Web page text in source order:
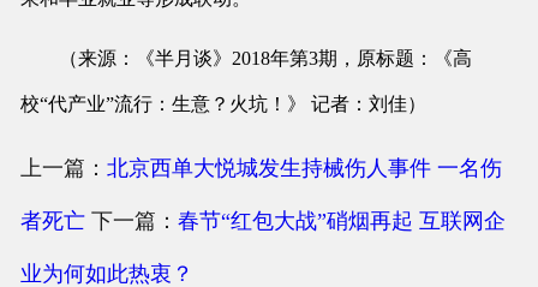
（来源：《半月谈》2018年第3期，原标题：《高
校“代产业”流行：生意？火坑！》 记者：刘佳）
上一篇： 北京西单大悦城发生持械伤人事件 一名伤
者死亡下一篇： 春节“红包大战”硝烟再起 互联网企
业为何如此热衷？